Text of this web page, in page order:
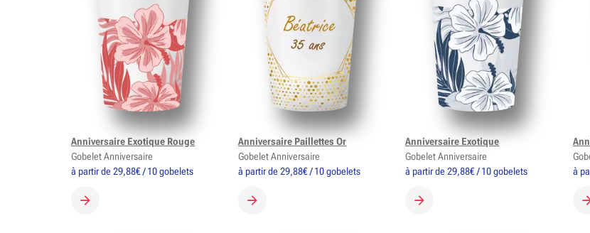
à partir de 29,88€ / 10 gobelets
CRÉER MON GOBELET
Anniversaire Exotique Rouge
Gobelet Anniversaire
à partir de 29,88€ / 10 gobelets
CRÉER MON GOBELET
Anniversaire Paillettes Or
Gobelet Anniversaire
à partir de 29,88€ / 10 gobelets
CRÉER MON GOBELET
Anniversaire Exotique
Gobelet Anniversaire
à